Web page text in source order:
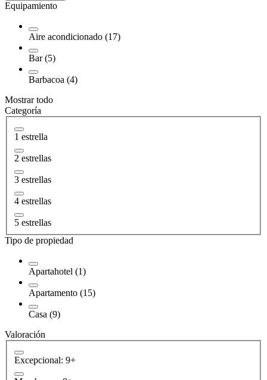
Equipamiento
Aire acondicionado (17)
Bar (5)
Barbacoa (4)
Mostrar todo
Categoría
1 estrella
2 estrellas
3 estrellas
4 estrellas
5 estrellas
Tipo de propiedad
Apartahotel (1)
Apartamento (15)
Casa (9)
Valoración
Excepcional: 9+